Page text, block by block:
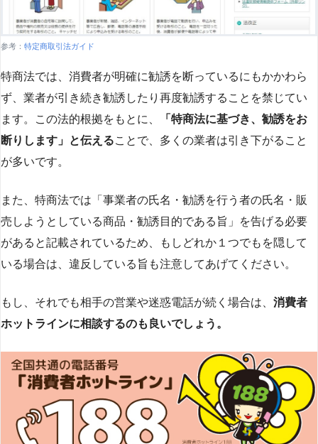
参考： 特定商取引法ガイド
特商法では、消費者が明確に勧誘を断っているにもかかわら
ず、業者が引き続き勧誘したり再度勧誘することを禁じてい
ます。この法的根拠をもとに、
「特商法に基づき、勧誘をお
断りします」と伝えることで、多くの業者は引き下がること
が多いです​​。
また、特商法では「事業者の氏名・勧誘を行う者の氏名・販
売しようとしている商品・勧誘目的である旨」を告げる必要
があると記載されているため、もしどれか１つでもを隠して
いる場合は、違反している旨も注意してあげてください。
もし、それでも相手の営業や迷惑電話が続く場合は、 消費者
ホットラインに相談するのも良いでしょう。